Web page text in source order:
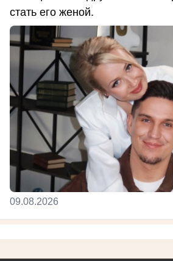
стать его женой.
09.08.2026